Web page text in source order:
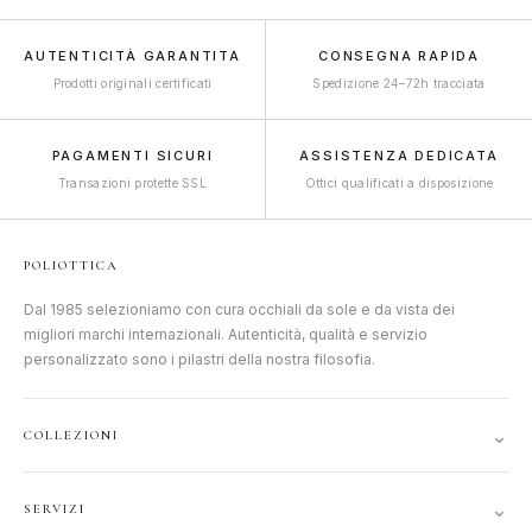
AUTENTICITÀ GARANTITA
Prodotti originali certificati
CONSEGNA RAPIDA
Spedizione 24–72h tracciata
PAGAMENTI SICURI
Transazioni protette SSL
ASSISTENZA DEDICATA
Ottici qualificati a disposizione
POLIOTTICA
Dal 1985 selezioniamo con cura occhiali da sole e da vista dei
migliori marchi internazionali. Autenticità, qualità e servizio
personalizzato sono i pilastri della nostra filosofia.
COLLEZIONI ⌄
SERVIZI ⌄